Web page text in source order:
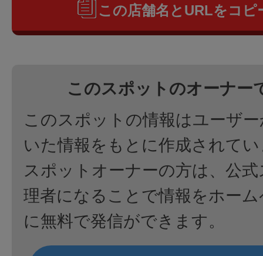
この店舗名とURLをコピ
このスポットのオーナー
このスポットの情報はユーザ
いた情報をもとに作成されて
スポットオーナーの方は、公
理者になることで情報をホー
に無料で発信ができます。